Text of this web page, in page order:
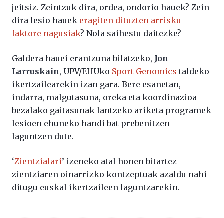
jeitsiz. Zeintzuk dira, ordea, ondorio hauek? Zein
dira lesio hauek eragiten dituzten arrisku
faktore nagusiak? Nola saihestu daitezke?
Galdera hauei erantzuna bilatzeko, Jon
Larruskain, UPV/EHUko Sport Genomics taldeko
ikertzailearekin izan gara. Bere esanetan,
indarra, malgutasuna, oreka eta koordinazioa
bezalako gaitasunak lantzeko ariketa programek
lesioen ehuneko handi bat prebenitzen
laguntzen dute.
‘Zientzialari’ izeneko atal honen bitartez
zientziaren oinarrizko kontzeptuak azaldu nahi
ditugu euskal ikertzaileen laguntzarekin.